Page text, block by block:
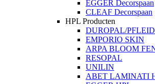
EGGER Decorspaan
CLEAF Decorspaan
HPL Producten
DUROPAL/
EMPORIO SKIN
ARPA BLOOM
RESOPAL
UNILIN
ABET LAMINATI